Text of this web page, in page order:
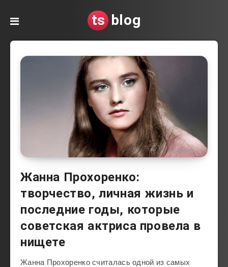
ts blog
Жанна Прохоренко:
творчество, личная жизнь и
последние годы, которые
советская актриса провела в
нищете
Жанна Прохоренко считалась одной из самых